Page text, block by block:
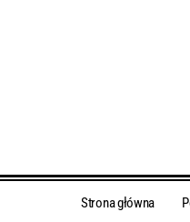
Strona główna